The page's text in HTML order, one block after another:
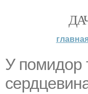
У помидор